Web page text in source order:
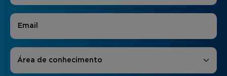
E-mail
Áreas de Interesse
Área de conhecimento